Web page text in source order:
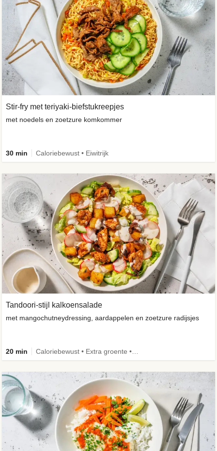
Stir-fry met teriyaki-biefstukreepjes
met noedels en zoetzure komkommer
30 min Caloriebewust • Eiwitrijk
Tandoori-stijl kalkoensalade
met mangochutneydressing, aardappelen en zoetzure radijsjes
20 min